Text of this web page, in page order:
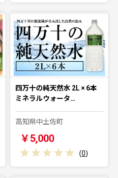
四万十の純天然水 2L × 6本
ミネラルウォータ…
高知県中土佐町
￥5,000
(0)